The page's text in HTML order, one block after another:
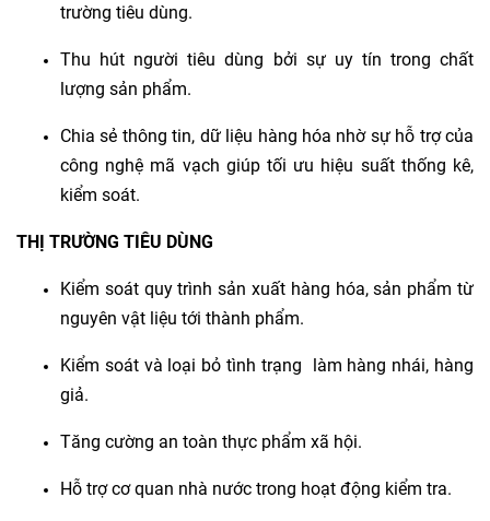
trường tiêu dùng.
Thu hút người tiêu dùng bởi sự uy tín trong chất
lượng sản phẩm.
Chia sẻ thông tin, dữ liệu hàng hóa nhờ sự hỗ trợ của
công nghệ mã vạch giúp tối ưu hiệu suất thống kê,
kiểm soát.
THỊ TRƯỜNG TIÊU DÙNG
Kiểm soát quy trình sản xuất hàng hóa, sản phẩm từ
nguyên vật liệu tới thành phẩm.
Kiểm soát và loại bỏ tình trạng làm hàng nhái, hàng
giả.
Tăng cường an toàn thực phẩm xã hội.
Hỗ trợ cơ quan nhà nước trong hoạt động kiểm tra.